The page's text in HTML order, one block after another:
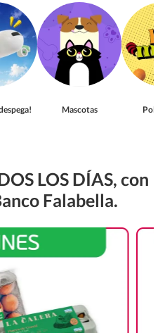
Mascotas
LOS DÍAS, con
Falabella.